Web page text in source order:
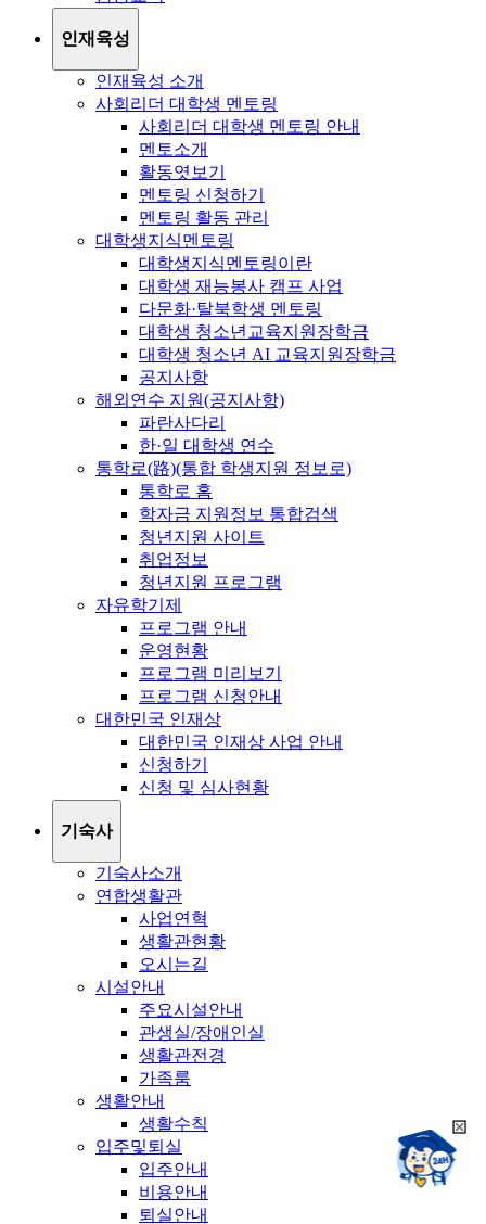
인재육성
인재육성 소개
사회리더 대학생 멘토링
사회리더 대학생 멘토링 안내
멘토소개
활동엿보기
멘토링 신청하기
멘토링 활동 관리
대학생지식멘토링
대학생지식멘토링이란
대학생 재능봉사 캠프 사업
다문화·탈북학생 멘토링
대학생 청소년교육지원장학금
대학생 청소년 AI 교육지원장학금
공지사항
해외연수 지원(공지사항)
파란사다리
한·일 대학생 연수
통학로(路)(통합 학생지원 정보로)
통학로 홈
학자금 지원정보 통합검색
청년지원 사이트
취업정보
청년지원 프로그램
자유학기제
프로그램 안내
운영현황
프로그램 미리보기
프로그램 신청안내
대한민국 인재상
대한민국 인재상 사업 안내
신청하기
신청 및 심사현황
기숙사
기숙사소개
연합생활관
사업연혁
생활관현황
오시는길
시설안내
주요시설안내
관생실/장애인실
생활관전경
가족룸
생활안내
생활수칙
입주및퇴실
입주안내
비용안내
퇴실안내
챗봇상담:
24시
채팅상담:
9시~18시
희